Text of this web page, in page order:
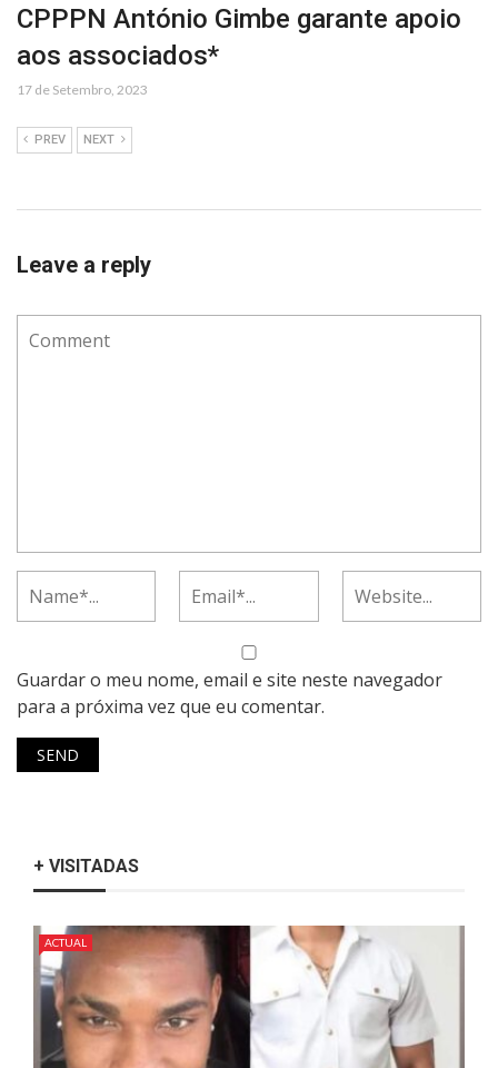
CPPPN António Gimbe garante apoio
aos associados*
17 de Setembro, 2023
PREV NEXT
Leave a reply
Guardar o meu nome, email e site neste navegador
para a próxima vez que eu comentar.
+ VISITADAS
ACTUAL